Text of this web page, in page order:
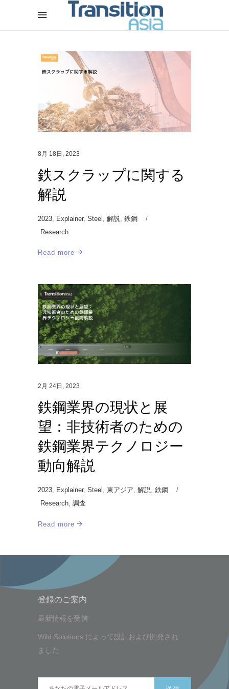
8月 18日, 2023
鉄スクラップに関する
解説
2023 Explainer, Steel 解説
鉄鋼
Research
Read more
2月 24日, 2023
鉄鋼業界の現状と展
望：非技術者のための
鉄鋼業界テクノロジー
動向解説
2023, Explainer, Steel , 東アジア, 解説, 鉄鋼
Research, 調査
Read more
登録のご案内
最新情報を受信
Wild Solutions によって設計および開発され
ました